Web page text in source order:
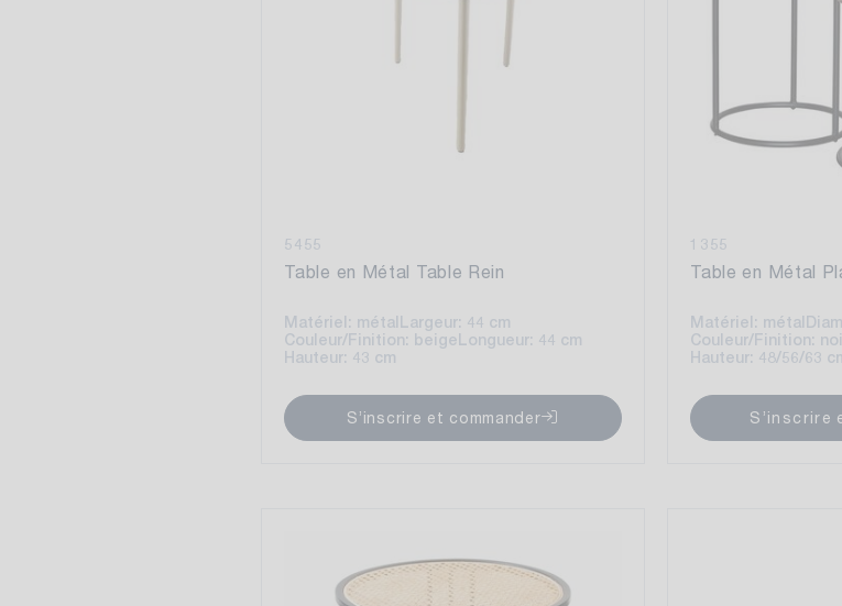
5455
Table en Métal Table Rein
Matériel: métal
Largeur: 44 cm
Couleur/Finition: beige Longueur: 44 cm
Hauteur: 43 cm
S’inscrire et commander
1355
Table en Métal
Matériel: métal
Couleur/Finition:
Hauteur: 48/56/63
S’inscrire